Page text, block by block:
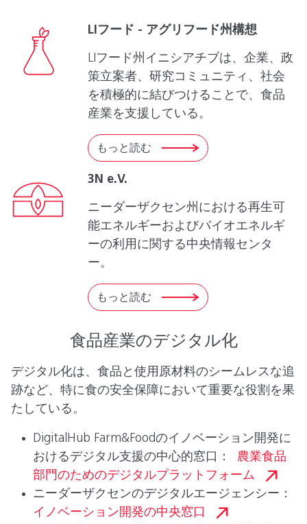
LIフード - アグリフード州構想
LIフード州イニシアチブは、企業、政
策立案者、研究コミュニティ、社会
を積極的に結びつけることで、食品
産業を支援している。
もっと読む
3N e.V.
ニーダーザクセン州における再生可
能エネルギーおよびバイオエネルギ
ーの利用に関する中央情報センタ
ー。
もっと読む
食品産業のデジタル化
デジタル化は、食品と使用原材料のシームレスな追
跡など、特に食の安全保障において重要な役割を果
たしている。
DigitalHub Farm&Foodのイノベーション開発に
おけるデジタル支援の中心的窓口： 農業食品
部門のためのデジタルプラットフォーム
ニーダーザクセンのデジタルエージェンシー：
イノベーション開発の中央窓口